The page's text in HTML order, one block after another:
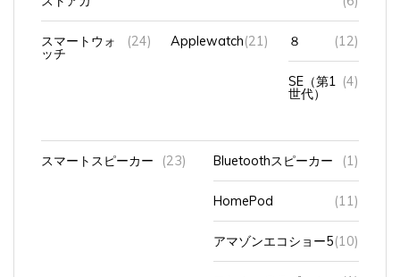
スマートウォ (24) Applewatch(21) ８ (12)
SE（第1
世代）
(4)
スマートスピーカー (23) Bluetoothスピーカー (1)
HomePod (11)
アマゾンエコショー5(10)
アンカーのスピーカー (1)